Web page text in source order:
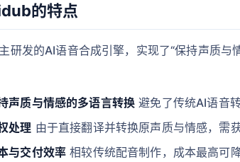
的特点
研发的AI语音合成引擎，实现了“保持声质与
声质与情感的多语言转换 避免了传统AI语音
处理 由于直接翻译并转换原声质与情感，需
与交付效率 相较传统配音制作，成本最高可